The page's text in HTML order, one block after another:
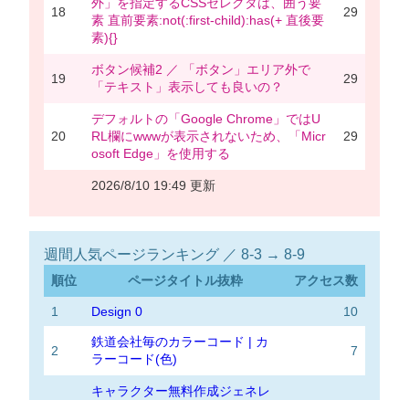
18
外」を指定するCSSセレクタは、囲う要
素 直前要素:not(:first-child):has(+ 直後要
素){}
29
19
ボタン候補2 ／ 「ボタン」エリア外で
「テキスト」表示しても良いの？
29
20
デフォルトの「Google Chrome」ではU
RL欄にwwwが表示されないため、「Micr
osoft Edge」を使用する
29
2026/8/10 19:49 更新
週間人気ページランキング ／ 8-3 → 8-9
順位 ページタイトル抜粋 アクセス数
1 Design 0 10
2
鉄道会社毎のカラーコード | カ
ラーコード(色)
7
キャラクター無料作成ジェネレ